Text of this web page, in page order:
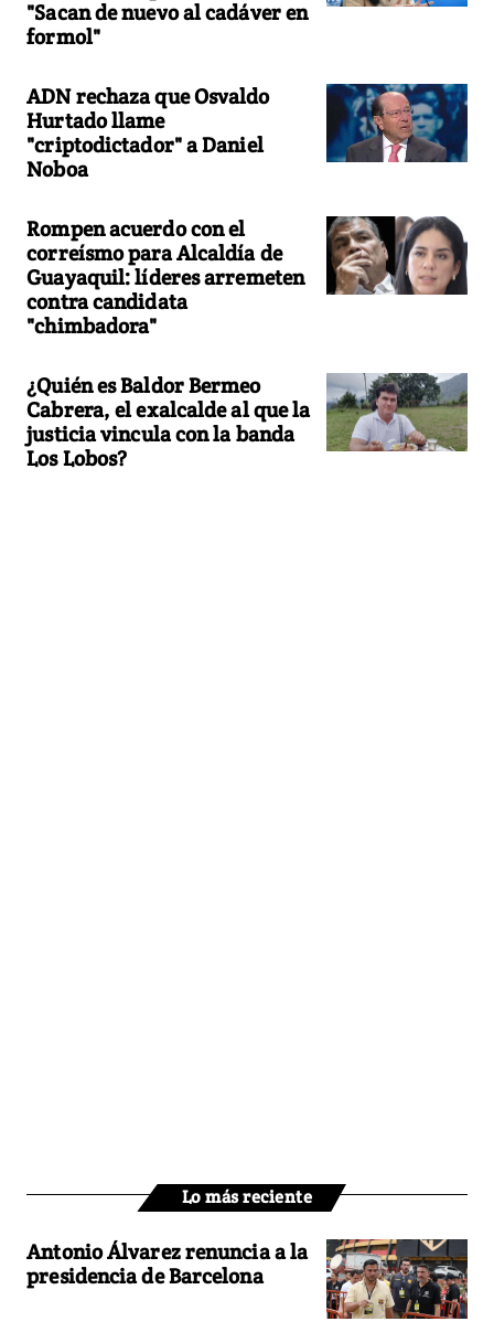
"Sacan de nuevo al cadáver en
formol"
ADN rechaza que Osvaldo
Hurtado llame
"criptodictador" a Daniel
Noboa
Rompen acuerdo con el
correísmo para Alcaldía de
Guayaquil: líderes arremeten
contra candidata
"chimbadora"
¿Quién es Baldor Bermeo
Cabrera, el exalcalde al que la
justicia vincula con la banda
Los Lobos?
Lo más reciente
Antonio Álvarez renuncia a la
presidencia de Barcelona